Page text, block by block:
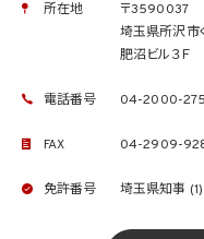
所在地
〒3590037
埼玉県所沢市
肥沼ビル３Ｆ
電話番号 04-2000-
FAX 04-2909-
免許番号 埼玉県知事